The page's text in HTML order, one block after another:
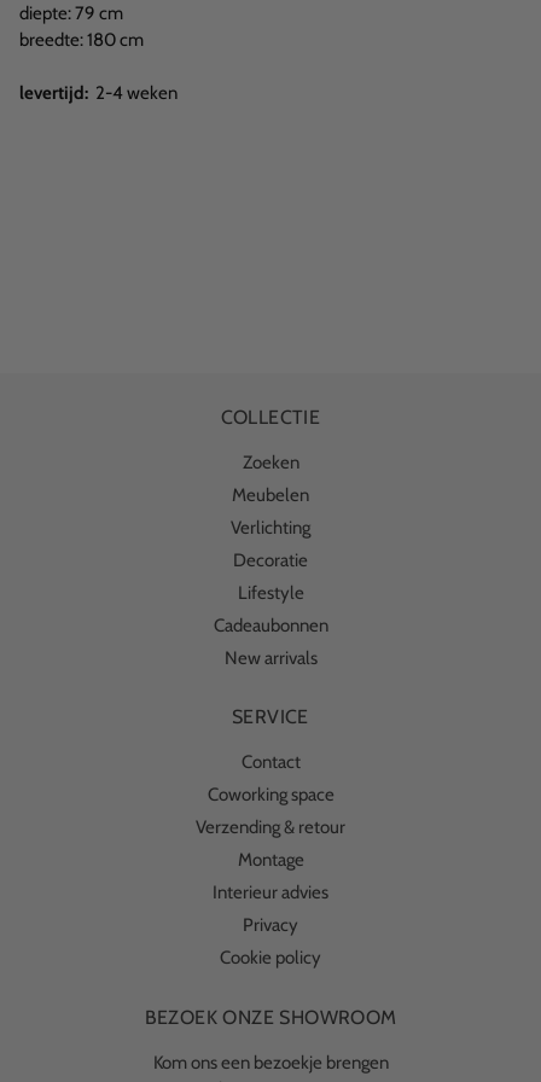
diepte: 79 cm
breedte: 180 cm
levertijd: 2-4 weken
COLLECTIE
Zoeken
Meubelen
Verlichting
Decoratie
Lifestyle
Cadeaubonnen
New arrivals
SERVICE
Contact
Coworking space
Verzending & retour
Montage
Interieur advies
Privacy
Cookie policy
BEZOEK ONZE SHOWROOM
Kom ons een bezoekje brengen